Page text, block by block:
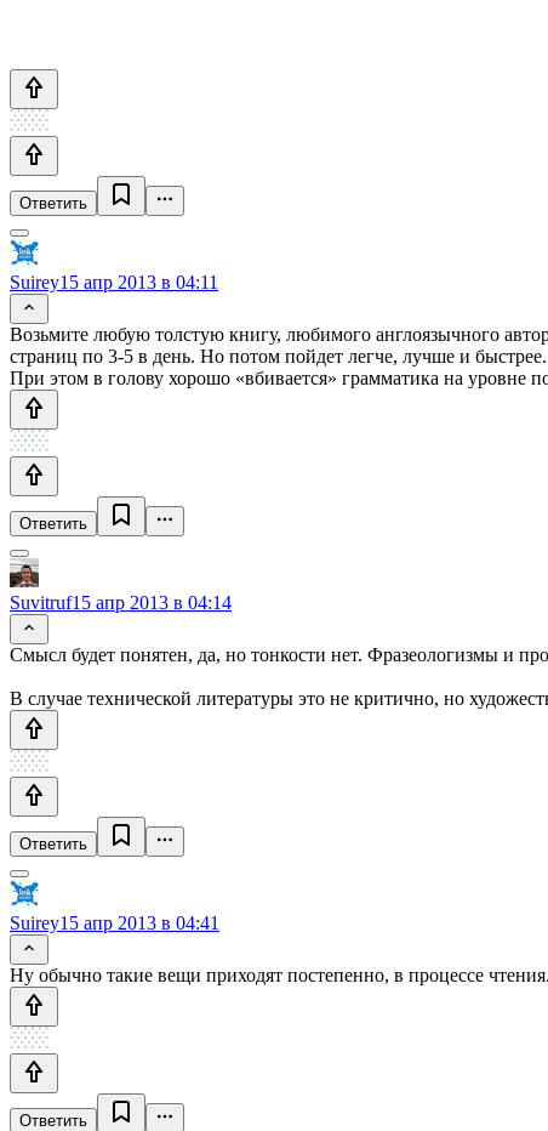
Ответить
Suirey15 апр 2013 в 04:11
Возьмите любую толстую книгу, любимого англоязычного
страниц по 3-5 в день. Но потом пойдет легче, лучше и быстрее.
При этом в голову хорошо «вбивается» грамматика на уровне
Ответить
Suvitruf15 апр 2013 в 04:14
Смысл будет понятен, да, но тонкости нет. Фразеологизмы и
В случае технической литературы это не критично, но
Ответить
Suirey15 апр 2013 в 04:41
Ну обычно такие вещи приходят постепенно, в процессе чтения.
Ответить